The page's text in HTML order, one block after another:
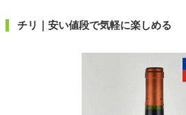
チリ｜安い値段で気軽に楽しめる